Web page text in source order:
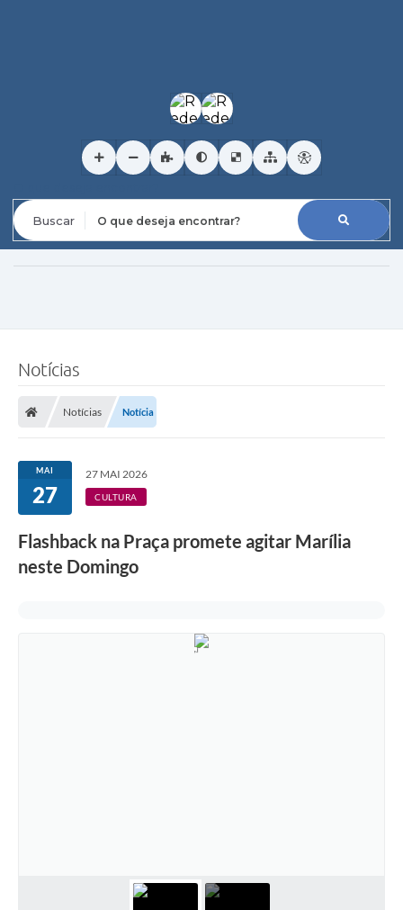
Notícias
Notícias Notícia
MAI
27
27 MAI 2026
CULTURA
Flashback na Praça promete agitar Marília
neste Domingo